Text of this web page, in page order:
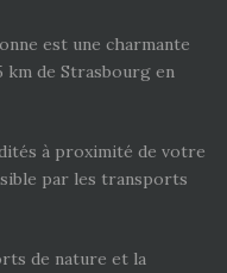
est une charmante
km de Strasbourg en
à proximité de votre
par les transports
de nature et la